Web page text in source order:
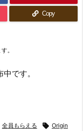
Copy
。
です。
全員もらえる  Origin